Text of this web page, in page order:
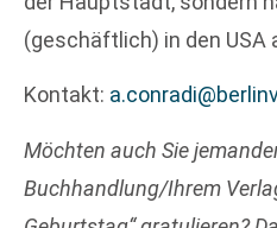
(geschäftlich) in den USA
Kontakt:
Möchten auch Sie
Buchhandlung/Ihrem